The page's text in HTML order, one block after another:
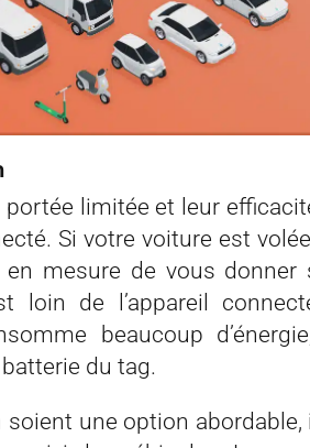
limitée et leur
Si votre voiture est
mesure de vous donner
loin de l’appareil
beaucoup
du tag.
une option